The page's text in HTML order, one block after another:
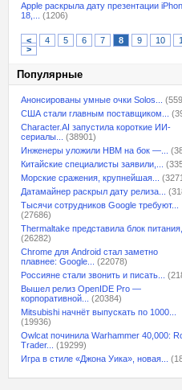
Apple раскрыла дату презентации
18,...
(1206)
< 4 5 6 7 8 9 10
>
Популярные
Анонсированы умные очки Solos...
США стали главным поставщиком...
Character.AI запустила короткие ИИ-
сериалы...
(38901)
Инженеры уложили HBM на бок —...
Китайские специалисты заявили,...
Морские сражения, крупнейшая...
Датамайнер раскрыл дату релиза...
Тысячи сотрудников Google требуют...
(27686)
Thermaltake представила блок
(26282)
Chrome для Android стал заметно
плавнее: Google...
(22078)
Россияне стали звонить и писать...
Вышел релиз OpenIDE Pro —
корпоративной...
(20384)
Mitsubishi начнёт выпускать по 1000...
(19936)
Owlcat починила Warhammer 40,000:
Trader...
(19299)
Игра в стиле «Джона Уика», новая...